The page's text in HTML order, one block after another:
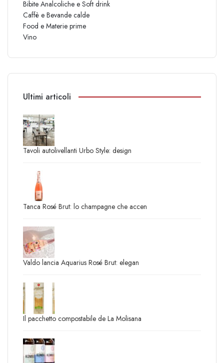
Bibite Analcoliche e Soft drink
Caffè e Bevande calde
Food e Materie prime
Vino
Ultimi articoli
Tavoli autolivellanti Urbo Style: design
Tanca Rosé Brut: lo champagne che accen
Valdo lancia Aquarius Rosé Brut: elegan
Il pacchetto compostabile de La Molisana